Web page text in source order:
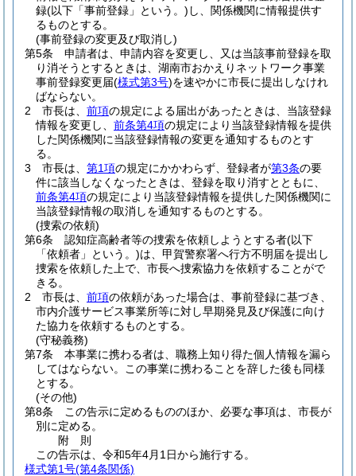
録(以下「事前登録」という。) し、関係機関に情報提供す
るものとする。
(事前登録の変更及び取消し)
第5条
申請者は、申請内容を変更し、又は当該事前登録を取
り消そうとするときは、湖南市おかえりネットワーク事業
事前登録変更届(様式第3号)を速やかに市長に提出しなけれ
ばならない。
2
市長は、 前項の規定による届出があったときは、当該登録
情報を変更し、 前条第4項の規定により当該登録情報を提供
した関係機関に当該登録情報の変更を通知するものとす
る。
3
市長は、 第1項の規定にかかわらず、登録者が第3条の要
件に該当しなくなったときは、登録を取り消すとともに、
前条第4項の規定により当該登録情報を提供した関係機関に
当該登録情報の取消しを通知するものとする。
(捜索の依頼)
第6条
認知症高齢者等の捜索を依頼しようとする者(以下
「依頼者」という。)は、甲賀警察署へ行方不明届を提出し
捜索を依頼した上で、市長へ捜索協力を依頼することがで
きる。
2
市長は、 前項の依頼があった場合は、事前登録に基づき、
市内介護サービス事業所等に対し早期発見及び保護に向け
た協力を依頼するものとする。
(守秘義務)
第7条
本事業に携わる者は、職務上知り得た個人情報を漏ら
してはならない。
この事業に携わることを辞した後も同様
とする。
(その他)
第8条
この告示に定めるもののほか、必要な事項は、市長が
別に定める。
附 則
この告示は、令和5年4月1日から施行する。
様式第1号(第4条関係)